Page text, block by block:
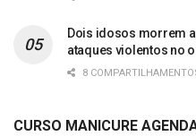
Dois idosos morrem
ataques violentos no
8
CURSO MANICURE